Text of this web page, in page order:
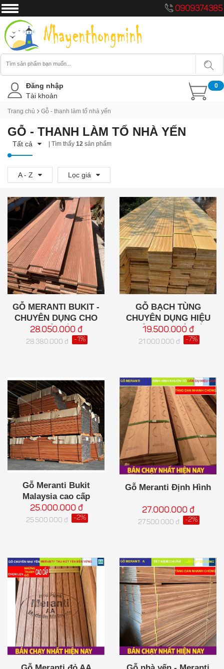
0909374385
0
Đăng nhập
Tài khoản
Trang chủ Gỗ - thanh làm tổ nhà yến
GỖ - THANH LÀM TỔ NHÀ YẾN
Tất cả | Tìm thấy 12 sản phẩm
A - Z Lọc giá
GỖ MERANTI BUKIT -
CHUYÊN DỤNG CHO
NHÀ YẾN
28.050.000 đ
28.380.000 đ -1%
GỖ BẠCH TÙNG
CHUYÊN DỤNG HIỆU
QUẢ CHO NHÀ YẾN
19.500.000 đ
21.000.000 đ -7%
Gỗ Meranti Bukit
Malaysia cao cấp
25.000.000 đ
25.500.000 đ -2%
Gỗ Meranti Định Hình
27.000.000 đ
27.500.000 đ -2%